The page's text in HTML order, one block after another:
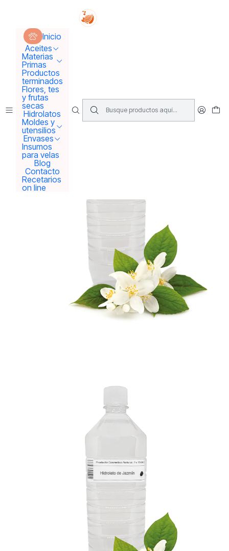
Inicio
Aceites
Materias
Primas
Productos
terminados
Flores, tes
y frutas
secas
Hidrolatos
Moldes y
utensilios
Envases
Insumos
para velas
Blog
Contacto
Recetarios
on line
Tus sueños se concretan aquí !!!
Inicio